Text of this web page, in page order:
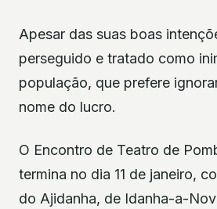
Apesar das suas boas
perseguido e tratado como
população, que prefere
nome do lucro.
O Encontro de Teatro de
termina no dia 11 de janeiro,
do Ajidanha, de Idanha-a-